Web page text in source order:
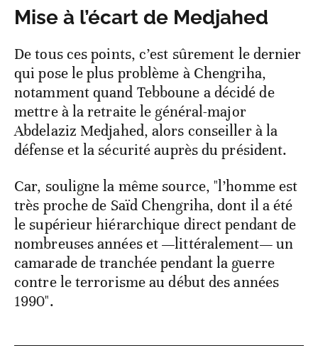
Mise à l’écart de Medjahed
De tous ces points, c’est sûrement le dernier
qui pose le plus problème à Chengriha,
notamment quand Tebboune a décidé de
mettre à la retraite le général-major
Abdelaziz Medjahed, alors conseiller à la
défense et la sécurité auprès du président.
Car, souligne la même source, "l’homme est
très proche de Saïd Chengriha, dont il a été
le supérieur hiérarchique direct pendant de
nombreuses années et —littéralement— un
camarade de tranchée pendant la guerre
contre le terrorisme au début des années
1990".